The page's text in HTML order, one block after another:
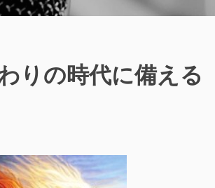
りの時代に備える